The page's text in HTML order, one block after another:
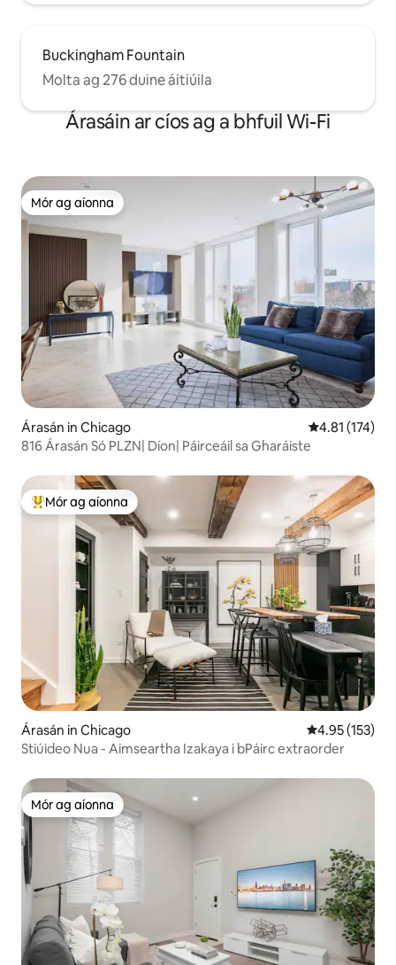
Buckingham Fountain
Molta ag 276 duine áitiúila
Árasáin ar cíos ag a bhfuil Wi-Fi
Mór ag aíonna
Mór ag aíonna
Árasán in Chicago Meánrátáil
4.81 (174)
816 Árasán Só PLZN| Díon| Páirceáil sa Gharáiste
An-mhór ag aíonna
Mór ag aíonna
Árasán in Chicago Meánrátáil
4.95 (153)
Stiúideo Nua - Aimseartha Izakaya i bPáirc extraorder
Mór ag aíonna
Mór ag aíonna